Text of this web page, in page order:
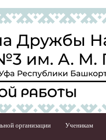
организации Ученикам